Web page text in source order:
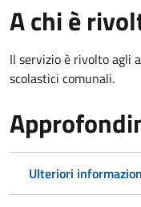
A chi è
Il servizio è rivolto
scolastici comunali.
Ulteriori